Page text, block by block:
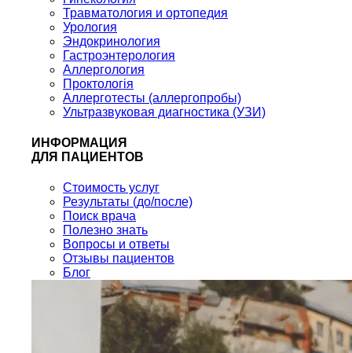
Травматология и ортопедия
Урология
Эндокринология
Гастроэнтерология
Аллергология
Проктологія
Аллерготесты (аллергопробы)
Ультразвуковая диагностика (УЗИ)
ИНФОРМАЦИЯ
ДЛЯ ПАЦИЕНТОВ
Стоимость услуг
Результаты (до/после)
Поиск врача
Полезно знать
Вопросы и ответы
Отзывы пациентов
Блог